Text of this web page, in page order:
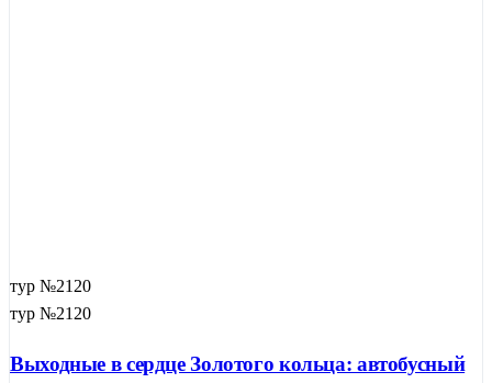
тур №2120
тур №2120
Выходные в сердце Золотого кольца: автобусный